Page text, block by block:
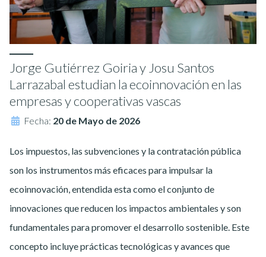
Jorge Gutiérrez Goiria y Josu Santos
Larrazabal estudian la ecoinnovación en las
empresas y cooperativas vascas
Fecha: 20 de Mayo de 2026
Los impuestos, las subvenciones y la contratación pública
son los instrumentos más eficaces para impulsar la
ecoinnovación, entendida esta como el conjunto de
innovaciones que reducen los impactos ambientales y son
fundamentales para promover el desarrollo sostenible. Este
concepto incluye prácticas tecnológicas y avances que